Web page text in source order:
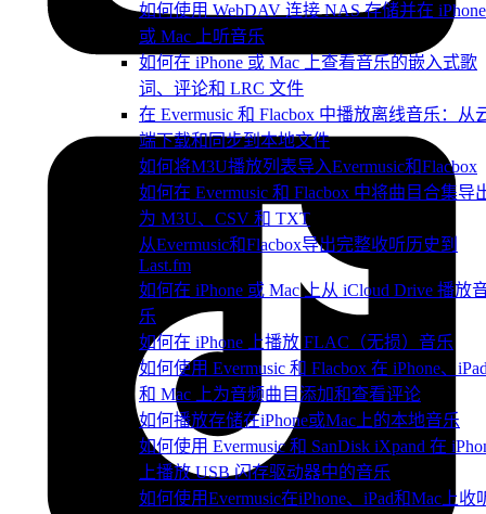
如何使用 WebDAV 连接 NAS 存储并在 iPhone
或 Mac 上听音乐
如何在 iPhone 或 Mac 上查看音乐的嵌入式歌
词、评论和 LRC 文件
在 Evermusic 和 Flacbox 中播放离线音乐：从
端下载和同步到本地文件
如何将M3U播放列表导入Evermusic和Flacbox
如何在 Evermusic 和 Flacbox 中将曲目合集导
为 M3U、CSV 和 TXT
从Evermusic和Flacbox导出完整收听历史到
Last.fm
如何在 iPhone 或 Mac 上从 iCloud Drive 播放
乐
如何在 iPhone 上播放 FLAC（无损）音乐
如何使用 Evermusic 和 Flacbox 在 iPhone、
和 Mac 上为音频曲目添加和查看评论
如何播放存储在iPhone或Mac上的本地音乐
如何使用 Evermusic 和 SanDisk iXpand 在
上播放 USB 闪存驱动器中的音乐
如何使用Evermusic在iPhone、iPad和Mac上收